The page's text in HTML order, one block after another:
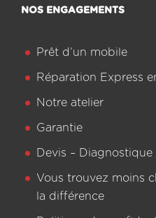
NOS ENGAGEMENTS
Prêt d’un mobile
Réparation Express
Notre atelier
Garantie
Devis – Diagnostique
Vous trouvez moins
la différence